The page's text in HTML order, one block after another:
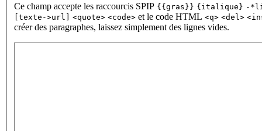
Ce champ accepte les raccourcis SPIP {{gras}} {italique} -
[texte->url] <quote> <code> et le code HTML <q> <del>
créer des paragraphes, laissez simplement des lignes vides.